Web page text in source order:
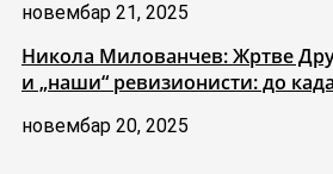
новембар 21, 2025
Никола Милованчев: Жртве
и „наши“ ревизионисти: до
новембар 20, 2025